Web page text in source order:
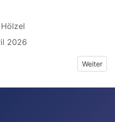
2026
Molekularbewegung,Nächster
Weiter